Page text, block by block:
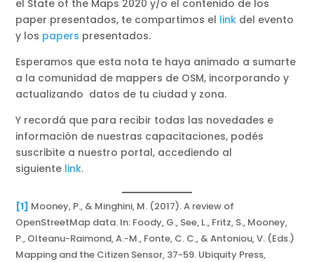
el State of the Maps 2020 y/o el contenido de los
paper presentados, te compartimos el link del evento
y los papers presentados.
Esperamos que esta nota te haya animado a sumarte
a la comunidad de mappers de OSM, incorporando y
actualizando datos de tu ciudad y zona.
Y recordá que para recibir todas las novedades e
información de nuestras capacitaciones, podés
suscribite a nuestro portal, accediendo al
siguiente link.
[1] Mooney, P., & Minghini, M. (2017). A review of
OpenStreetMap data. In: Foody, G., See, L., Fritz, S., Mooney,
P., Olteanu-Raimond, A.-M., Fonte, C. C., & Antoniou, V. (Eds.)
Mapping and the Citizen Sensor, 37-59. Ubiquity Press,